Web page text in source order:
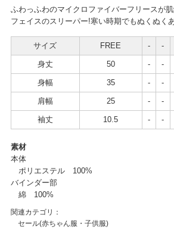
ふわっふわのマイクロファイバーフリースが
フェイスのスリーパー!寒い時期でもぬくぬく
サイズ FREE - -
身丈 50 - -
身幅 35 - -
肩幅 25 - -
袖丈 10.5 - -
素材
本体
ポリエステル 100%
バインダー部
綿 100%
関連カテゴリ：
セール(赤ちゃん服・子供服)